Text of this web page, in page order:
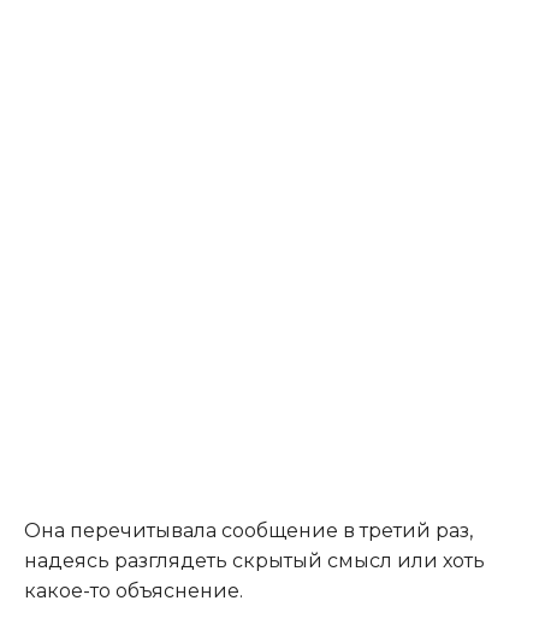
Она перечитывала сообщение в третий раз,
надеясь разглядеть скрытый смысл или хоть
какое-то объяснение.